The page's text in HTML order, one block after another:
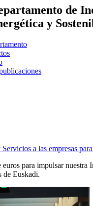
de
y
a las empresas
para impulsar nuestra
de Euskadi.